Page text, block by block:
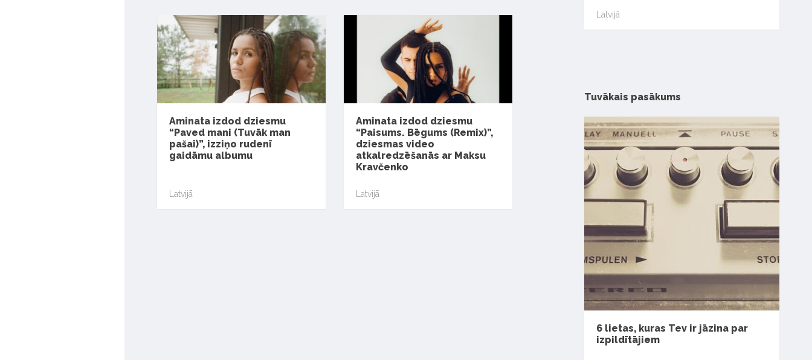
Aminata izdod dziesmu
“Paved mani (Tuvāk man
pašai)”, izziņo rudenī
gaidāmu albumu
Latvijā
Aminata izdod dziesmu
“Paisums. Bēgums (Remix)”,
dziesmas video
atkalredzēšanās ar Maksu
Kravčenko
Latvijā
Latvijā
Tuvākais pasākums
6 lietas, kuras Tev ir jāzina par
izpildītājiem